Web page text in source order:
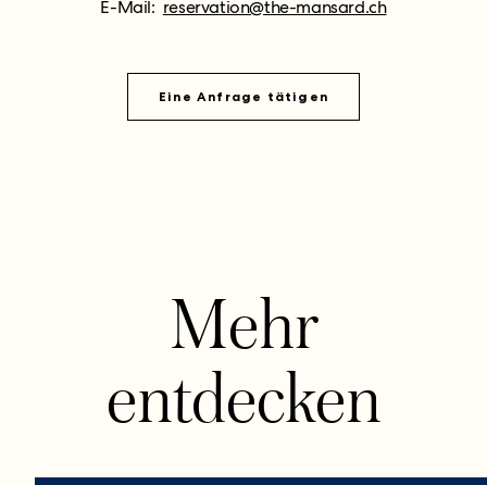
E-Mail: reservation@the-mansard.ch
Eine Anfrage tätigen
Mehr
entdecken